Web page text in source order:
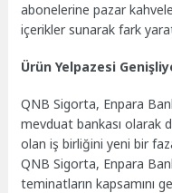
abonelerine pazar
içerikler sunarak fark
Ürün Yelpazesi
QNB Sigorta, Enpara
mevduat bankası olarak
olan iş birliğini yeni bir
QNB Sigorta, Enpara
teminatların kapsamını